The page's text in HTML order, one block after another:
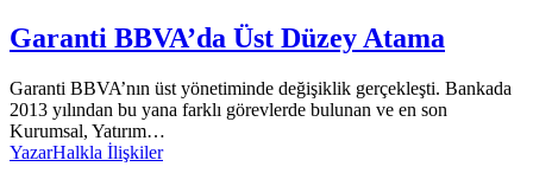
Garanti BBVA’da Üst Düzey Atama
Garanti BBVA’nın üst yönetiminde değişiklik gerçekleşti. Bankada
2013 yılından bu yana farklı görevlerde bulunan ve en son
Kurumsal, Yatırım…
YazarHalkla İlişkiler